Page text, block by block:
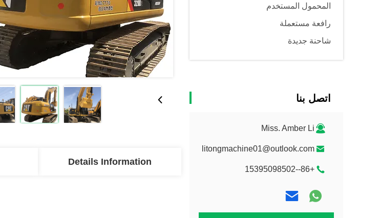
المحمول المستخدم
رافعة مستعملة
شاحنة جديدة
اتصل بنا
Miss. Amber Li
litongmachine01@outlook.com
+86--15395098502
Details Information